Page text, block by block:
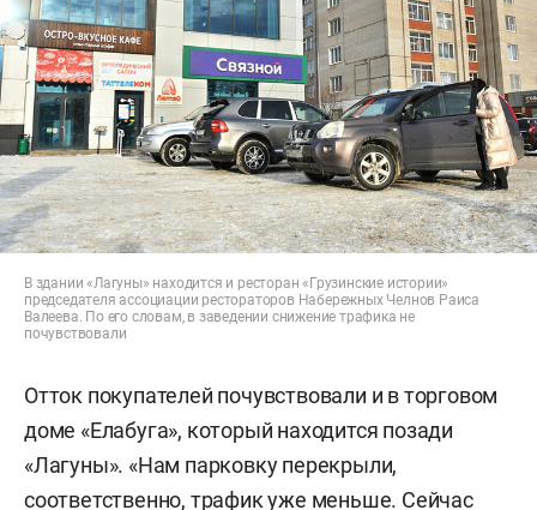
В здании «Лагуны» находится и ресторан «Грузинские истории»
председателя ассоциации рестораторов Набережных Челнов Раиса
Валеева. По его словам, в заведении снижение трафика не
почувствовали
Отток покупателей почувствовали и в торговом
доме «Елабуга», который находится позади
«Лагуны». «Нам парковку перекрыли,
соответственно, трафик уже меньше. Сейчас